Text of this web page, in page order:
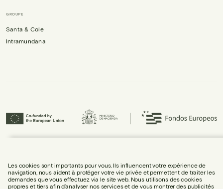
GROUPE
Santa & Cole
Intramundana
régional (FEDER), contribuant à la croissance économique de l’entreprise et
à son internationalisation.
Les cookies sont importants pour vous. Ils influencent votre expérience de
navigation, nous aident à protéger votre vie privée et permettent de traiter les
demandes que vous effectuez via le site web. Nous utilisons des cookies
propres et tiers afin d’analyser nos services et de vous montrer des publicités